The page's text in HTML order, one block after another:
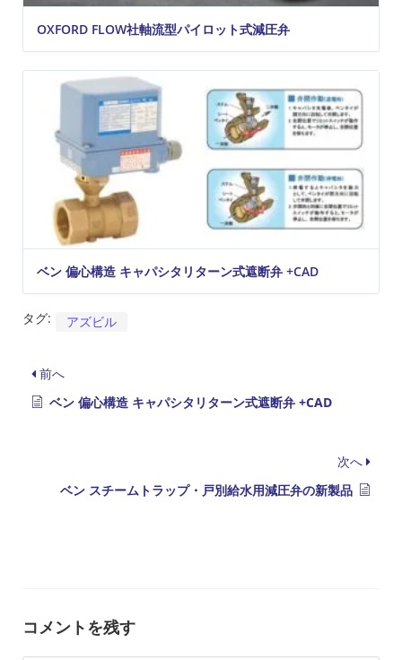
OXFORD FLOW社軸流型パイロット式減圧弁
ベン 偏心構造 キャパシタリターン式遮断弁 +CAD
タグ: アズビル
前へ
ベン 偏心構造 キャパシタリターン式遮断弁 +CAD
次へ
ベン スチームトラップ・戸別給水用減圧弁の新製品
コメントを残す